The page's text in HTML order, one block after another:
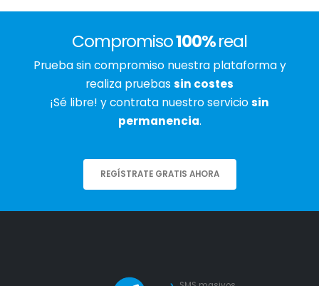
Compromiso100%real
Prueba sin compromiso nuestra plataforma y
realiza pruebas sin costes
¡Sé libre! y contrata nuestro serviciosin
permanencia.
REGÍSTRATE GRATIS AHORA